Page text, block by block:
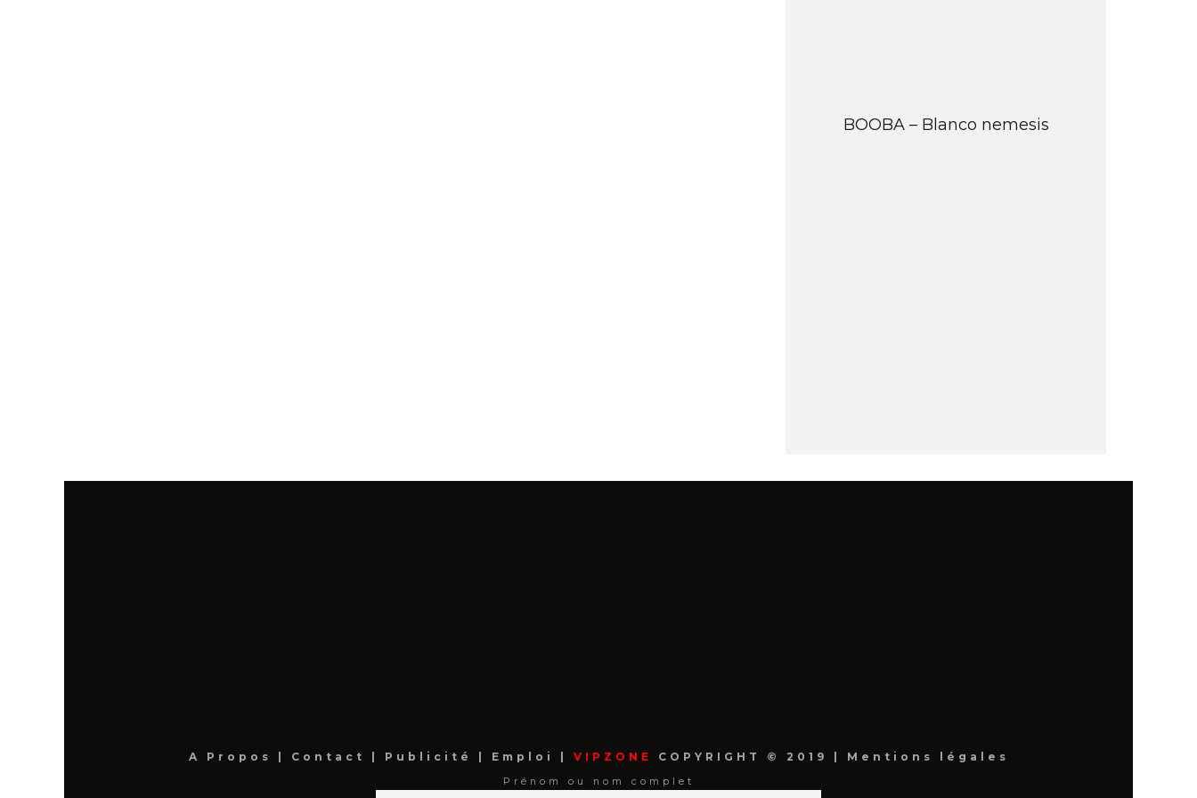
BOOBA – Blanco nemesis
A Propos Contact Publicité Emploi VIPZONE COPYRIGHT © 2019 | Mentions légales
Prénom ou nom complet